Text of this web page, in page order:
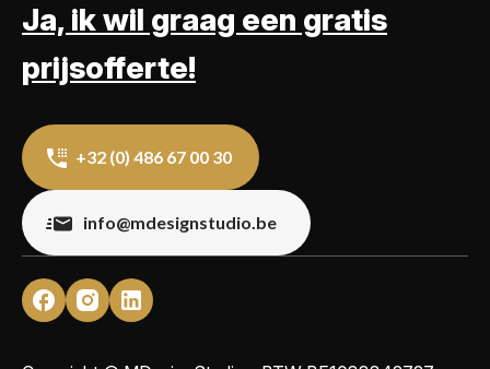
Ja, ik wil graag een gratis
prijsofferte!
+32 (0) 486 67 00 30
info@mdesignstudio.be